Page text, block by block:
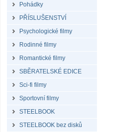
Pohádky
PŘÍSLUŠENSTVÍ
Psychologické filmy
Rodinné filmy
Romantické filmy
SBĚRATELSKÉ EDICE
Sci-fi filmy
Sportovní filmy
STEELBOOK
STEELBOOK bez disků